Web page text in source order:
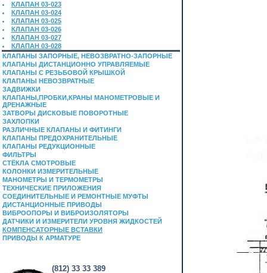
КЛАПАН 03-023
КЛАПАН 03-024
КЛАПАН 03-025
КЛАПАН 03-026
КЛАПАН 03-027
КЛАПАН 03-028
КЛАПАНЫ ЗАПОРНЫЕ, НЕВОЗВРАТНО-ЗАПОРНЫЕ
КЛАПАНЫ ДИСТАНЦИОННО УПРАВЛЯЕМЫЕ
КЛАПАНЫ С РЕЗЬБОВОЙ КРЫШКОЙ
КЛАПАНЫ НЕВОЗВРАТНЫЕ
ЗАДВИЖКИ
КЛАПАНЫ,ПРОБКИ,КРАНЫ МАНОМЕТРОВЫЕ И
ДРЕНАЖНЫЕ
ЗАТВОРЫ ДИСКОВЫЕ ПОВОРОТНЫЕ
ЗАХЛОПКИ
РАЗЛИЧНЫЕ КЛАПАНЫ И ФИТИНГИ
КЛАПАНЫ ПРЕДОХРАНИТЕЛЬНЫЕ
КЛАПАНЫ РЕДУКЦИОННЫЕ
ФИЛЬТРЫ
СТЁКЛА СМОТРОВЫЕ
КОЛОНКИ ИЗМЕРИТЕЛЬНЫЕ
МАНОМЕТРЫ И ТЕРМОМЕТРЫ
ТЕХНИЧЕСКИЕ ПРИЛОЖЕНИЯ
СОЕДИНИТЕЛЬНЫЕ И РЕМОНТНЫЕ МУФТЫ
ДИСТАНЦИОННЫЕ ПРИВОДЫ
ВИБРООПОРЫ И ВИБРОИЗОЛЯТОРЫ
ДАТЧИКИ И ИЗМЕРИТЕЛИ УРОВНЯ ЖИДКОСТЕЙ
КОМПЕНСАТОРНЫЕ ВСТАВКИ
ПРИВОДЫ К АРМАТУРЕ
(812) 33 33 389